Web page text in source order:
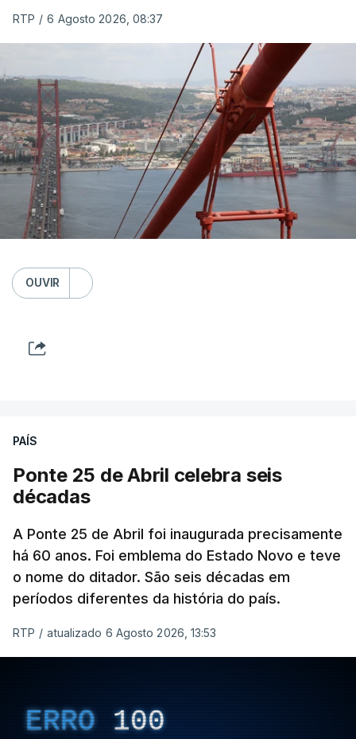
RTP / 6 Agosto 2026, 08:37
OUVIR
PAÍS
Ponte 25 de Abril celebra seis
décadas
A Ponte 25 de Abril foi inaugurada precisamente
há 60 anos. Foi emblema do Estado Novo e teve
o nome do ditador. São seis décadas em
períodos diferentes da história do país.
RTP / atualizado 6 Agosto 2026, 13:53
ERRO 100